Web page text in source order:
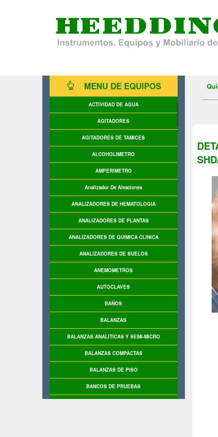
MENU DE EQUIPOS
ACTIVIDAD DE AGUA
AGITADORES
AGITADORES DE TAMICES
ALCOHOLIMETRO
AMPERIMETRO
Analizador De Aleaciones
ANALIZADORES DE HEMATOLOGIA
ANALIZADORES DE PLANTAS
ANALIZADORES DE QUIMICA CLINICA
ANALIZADORES DE SUELOS
ANEMOMETROS
AUTOCLAVES
BAÑOS
BALANZAS
BALANZAS ANALITICAS Y SEMI-MICRO
BALANZAS COMPACTAS
BALANZAS DE PISO
BANCOS DE PRUEBAS